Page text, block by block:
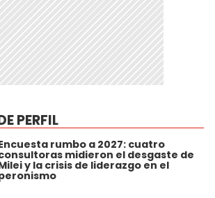
PERFIL
rumbo a 2027: cuatro
midieron el desgaste de
y la crisis de liderazgo en el